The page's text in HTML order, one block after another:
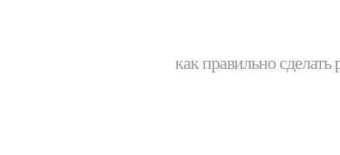
как правильно